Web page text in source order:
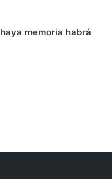
memoria habrá